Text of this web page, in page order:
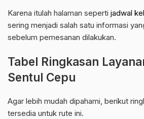
Karena itulah halaman seperti jadwal
sering menjadi salah satu informasi
sebelum pemesanan dilakukan.
Tabel Ringkasan
Sentul Cepu
Agar lebih mudah dipahami, berikut
tersedia untuk rute ini.